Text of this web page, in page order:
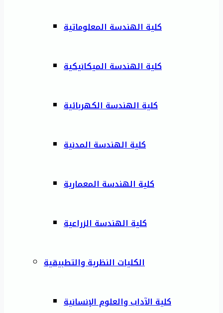
كلية الهندسة المعلوماتية
كلية الهندسة الميكانيكية
كلية الهندسة الكهربائية
كلية الهندسة المدنية
كلية الهندسة المعمارية
كلية الهندسة الزراعية
الكليات النظرية والتطبيقية
كلية الآداب والعلوم الإنسانية